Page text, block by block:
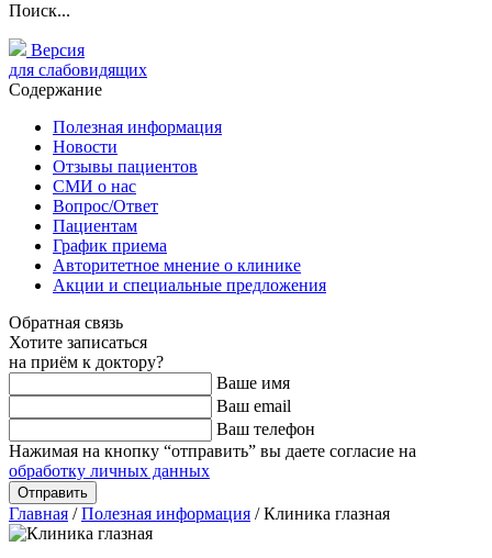
Поиск...
Версия
для слабовидящих
Содержание
Полезная информация
Новости
Отзывы пациентов
СМИ о нас
Вопрос/Ответ
Пациентам
График приема
Авторитетное мнение о клинике
Акции и специальные предложения
Обратная связь
Хотите записаться
на приём к доктору?
Ваше имя
Ваш email
Ваш телефон
Нажимая на кнопку “отправить” вы даете согласие на
обработку личных данных
Главная / Полезная информация / Клиника глазная